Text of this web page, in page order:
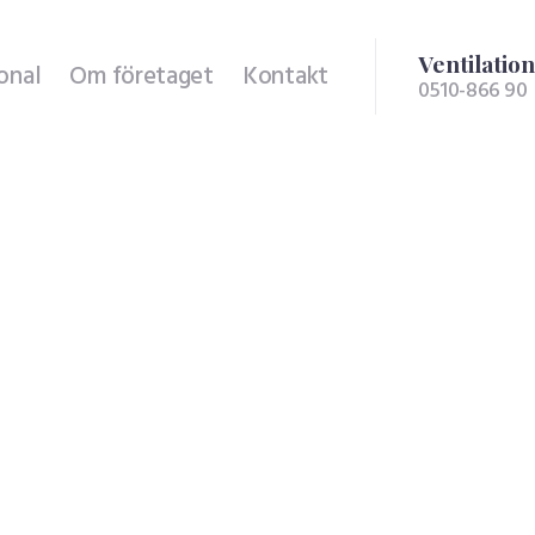
Om företaget Kontakt Ventilation
0510-866 90